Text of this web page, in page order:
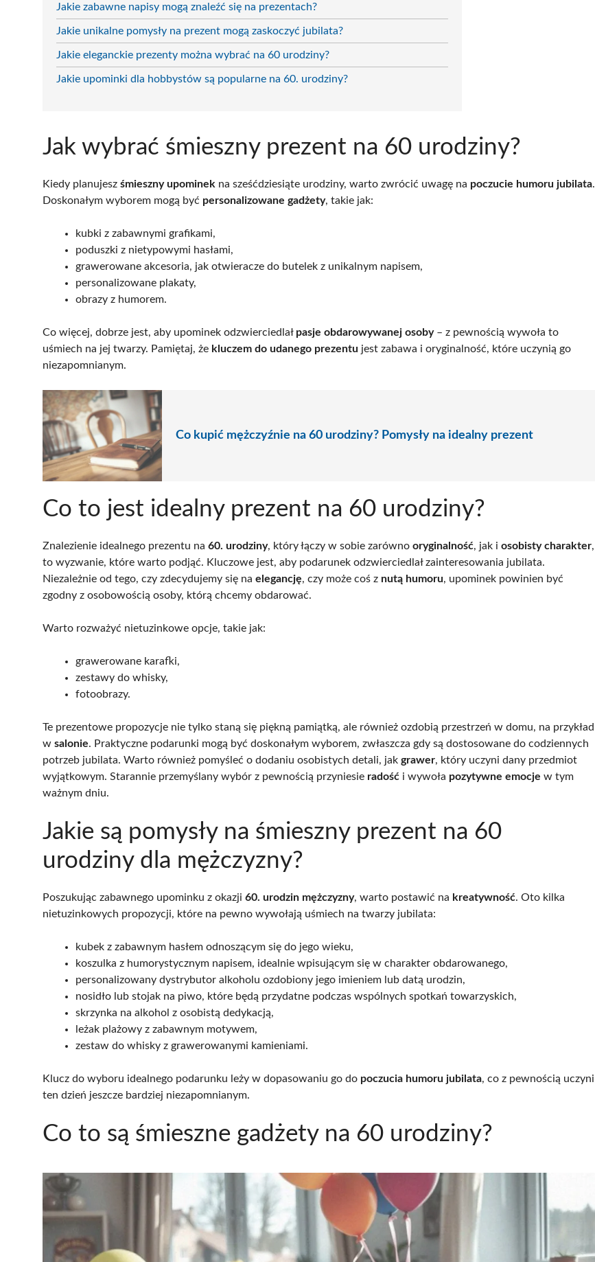
Jakie zabawne napisy mogą znaleźć się na prezentach?
Jakie unikalne pomysły na prezent mogą zaskoczyć jubilata?
Jakie eleganckie prezenty można wybrać na 60 urodziny?
Jakie upominki dla hobbystów są popularne na 60. urodziny?
Jak wybrać śmieszny prezent na 60 urodziny?
Kiedy planujesz śmieszny upominek na sześćdziesiąte urodziny, warto zwrócić uwagę na poczucie humoru jubilata.
Doskonałym wyborem mogą być personalizowane gadżety, takie jak:
kubki z zabawnymi grafikami,
poduszki z nietypowymi hasłami,
grawerowane akcesoria, jak otwieracze do butelek z unikalnym napisem,
personalizowane plakaty,
obrazy z humorem.
Co więcej, dobrze jest, aby upominek odzwierciedlał pasje obdarowywanej osoby– z pewnością wywoła to
uśmiech na jej twarzy. Pamiętaj, że kluczem do udanego prezentu jest zabawa i oryginalność, które uczynią go
niezapomnianym.
Co kupić mężczyźnie na 60 urodziny? Pomysły na idealny prezent
Co to jest idealny prezent na 60 urodziny?
Znalezienie idealnego prezentu na 60. urodziny, który łączy w sobie zarówno oryginalność, jak i osobisty charakter,
to wyzwanie, które warto podjąć. Kluczowe jest, aby podarunek odzwierciedlał zainteresowania jubilata.
Niezależnie od tego, czy zdecydujemy się na elegancję, czy może coś z nutą humoru, upominek powinien być
zgodny z osobowością osoby, którą chcemy obdarować.
Warto rozważyć nietuzinkowe opcje, takie jak:
grawerowane karafki,
zestawy do whisky,
fotoobrazy.
Te prezentowe propozycje nie tylko staną się piękną pamiątką, ale również ozdobią przestrzeń w domu, na przykład
w salonie. Praktyczne podarunki mogą być doskonałym wyborem, zwłaszcza gdy są dostosowane do codziennych
potrzeb jubilata. Warto również pomyśleć o dodaniu osobistych detali, jak grawer, który uczyni dany przedmiot
wyjątkowym. Starannie przemyślany wybór z pewnością przyniesie radość i wywoła pozytywne emocje w tym
ważnym dniu.
Jakie są pomysły na śmieszny prezent na 60
urodziny dla mężczyzny?
Poszukując zabawnego upominku z okazji 60. urodzin mężczyzny, warto postawić na kreatywność. Oto kilka
nietuzinkowych propozycji, które na pewno wywołają uśmiech na twarzy jubilata:
kubek z zabawnym hasłem odnoszącym się do jego wieku,
koszulka z humorystycznym napisem, idealnie wpisującym się w charakter obdarowanego,
personalizowany dystrybutor alkoholu ozdobiony jego imieniem lub datą urodzin,
nosidło lub stojak na piwo, które będą przydatne podczas wspólnych spotkań towarzyskich,
skrzynka na alkohol z osobistą dedykacją,
leżak plażowy z zabawnym motywem,
zestaw do whisky z grawerowanymi kamieniami.
Klucz do wyboru idealnego podarunku leży w dopasowaniu go do poczucia humoru jubilata, co z pewnością uczyni
ten dzień jeszcze bardziej niezapomnianym.
Co to są śmieszne gadżety na 60 urodziny?